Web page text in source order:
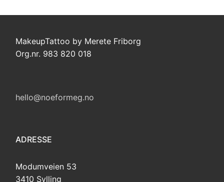
MakeupTattoo by Merete Friborg
Org.nr. 983 820 018
hello@noeformeg.no
ADRESSE
Modumveien 53
3410 Sylling